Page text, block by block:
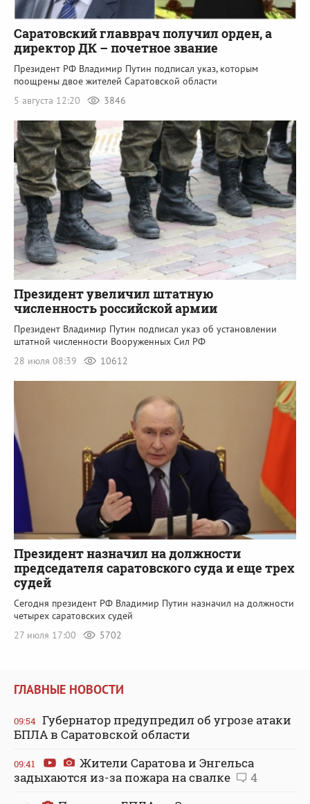
Саратовский главврач получил орден, а
директор ДК – почетное звание
Президент РФ Владимир Путин подписал указ, которым
поощрены двое жителей Саратовской области
5 августа 12:20
3846
Президент увеличил штатную
численность российской армии
Президент Владимир Путин подписал указ об установлении
штатной численности Вооруженных Сил РФ
28 июля 08:39
10612
Президент назначил на должности
председателя саратовского суда и еще трех
судей
Сегодня президент РФ Владимир Путин назначил на должности
четырех саратовских судей
27 июля 17:00
5702
ГЛАВНЫЕ НОВОСТИ
09:54 Губернатор предупредил об угрозе атаки
БПЛА в Саратовской области
09:41
Жители Саратова и Энгельса
задыхаются из-за пожара на свалке
4